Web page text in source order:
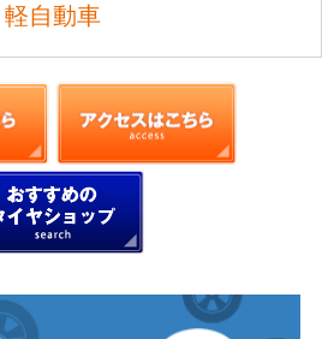
軽自動車